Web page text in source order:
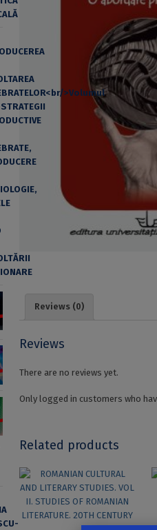
Reviews (0)
Reviews
There are no reviews yet.
Only logged in customers who
Related products